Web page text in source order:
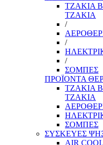
ΤΖΑΚΙΑ
ΤΖΑΚΙΑ
/
/
/
ΣΟΜΠΕΣ
ΠΡΟΪΟΝΤΑ
ΤΖΑΚΙΑ
ΤΖΑΚΙΑ
ΣΟΜΠΕΣ
ΣΥΣΚΕΥΕΣ
AIR